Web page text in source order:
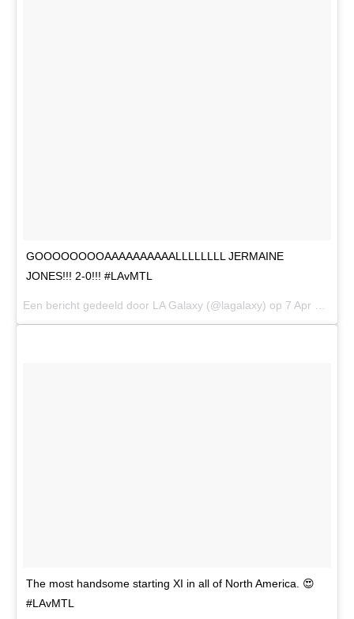
GOOOOOOOOAAAAAAAAAALLLLLLLL JERMAINE
JONES!!! 2-0!!! #LAvMTL
Een bericht gedeeld door LA Galaxy (@lagalaxy) op 7 Apr 2017 om 9:18 PDT
The most handsome starting XI in all of North America. 😍
#LAvMTL